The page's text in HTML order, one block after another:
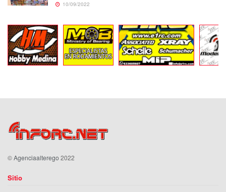
10/09/2022
©Agenciaalterego 2022
Sitio